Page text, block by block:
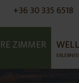
+36 30 335 6518
ZIMMER